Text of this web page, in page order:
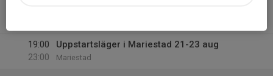
19:00
23:00
Uppstartsläger i Mariestad 21-23 aug
Mariestad